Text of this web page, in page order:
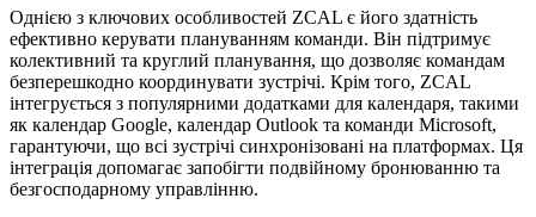
Однією з ключових особливостей ZCAL є його здатність
ефективно керувати плануванням команди. Він підтримує
колективний та круглий планування, що дозволяє командам
безперешкодно координувати зустрічі. Крім того, ZCAL
інтегрується з популярними додатками для календаря, такими
як календар Google, календар Outlook та команди Microsoft,
гарантуючи, що всі зустрічі синхронізовані на платформах. Ця
інтеграція допомагає запобігти подвійному бронюванню та
безгосподарному управлінню.